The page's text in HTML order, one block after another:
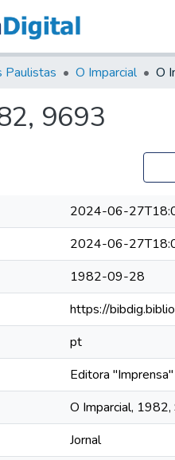
Paulistas O Imparcial O
9693
2024-06-
2024-06-
1982-09-28
https://
pt
Editora
O Imparcial,
Jornal